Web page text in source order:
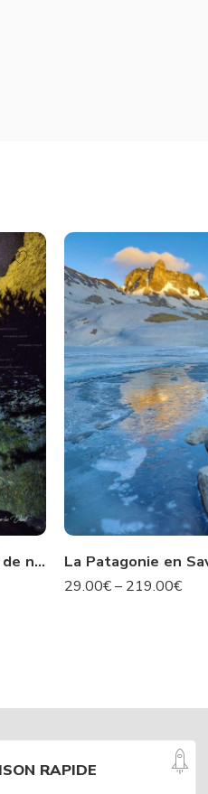
Cascade Saint Benoît de nuit- Avrieux N°424
29.00€– 219.00€
RAPIDE